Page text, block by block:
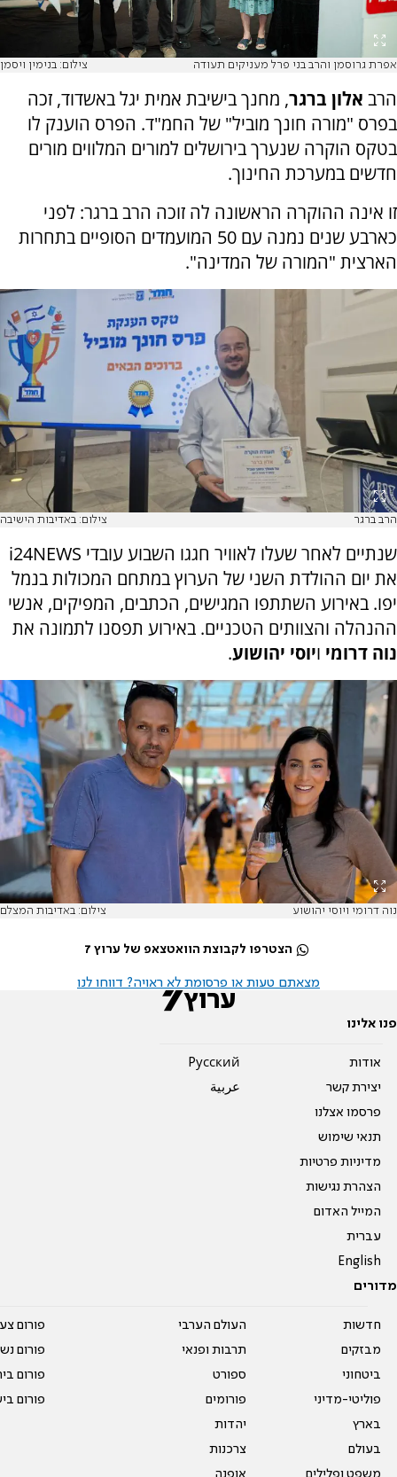
אפרת גרוסמן והרב בני פרל מעניקים תעודה צילום: בנימין ויסמן
הרב אלון ברגר, מחנך בישיבת אמית יגל באשדוד, זכה
בפרס "מורה חונך מוביל" של החמ"ד. הפרס הוענק לו
בטקס הוקרה שנערך בירושלים למורים המלווים מורים
חדשים במערכת החינוך.
זו אינה ההוקרה הראשונה לה זוכה הרב ברגר: לפני
כארבע שנים נמנה עם 50 המועמדים הסופיים בתחרות
הארצית "המורה של המדינה".
הרב ברגר צילום: באדיבות הישיבה
שנתיים לאחר שעלו לאוויר חגגו השבוע עובדי i24NEWS
את יום ההולדת השני של הערוץ במתחם המכולות בנמל
יפו. באירוע השתתפו המגישים, הכתבים, המפיקים, אנשי
ההנהלה והצוותים הטכניים. באירוע תפסנו לתמונה את
נוה דרומי ויוסי יהושוע.
נוה דרומי ויוסי יהושוע צילום: באדיבות המצלם
הצטרפו לקבוצת הוואטצאפ של ערוץ 7
מצאתם טעות או פרסומת לא ראויה? דווחו לנו
פנו אלינו
אודות
יצירת קשר
פרסמו אצלנו
תנאי שימוש
מדיניות פרטיות
הצהרת נגישות
המייל האדום
עברית
English
Pусский
عربية
מדורים
חדשות
מבזקים
ביטחוני
פוליטי-מדיני
בארץ
בעולם
משפט ופלילים
העולם הערבי
תרבות ופנאי
ספורט
פורומים
יהדות
צרכנות
אופנה
פורום
פורום
פורום
פורום